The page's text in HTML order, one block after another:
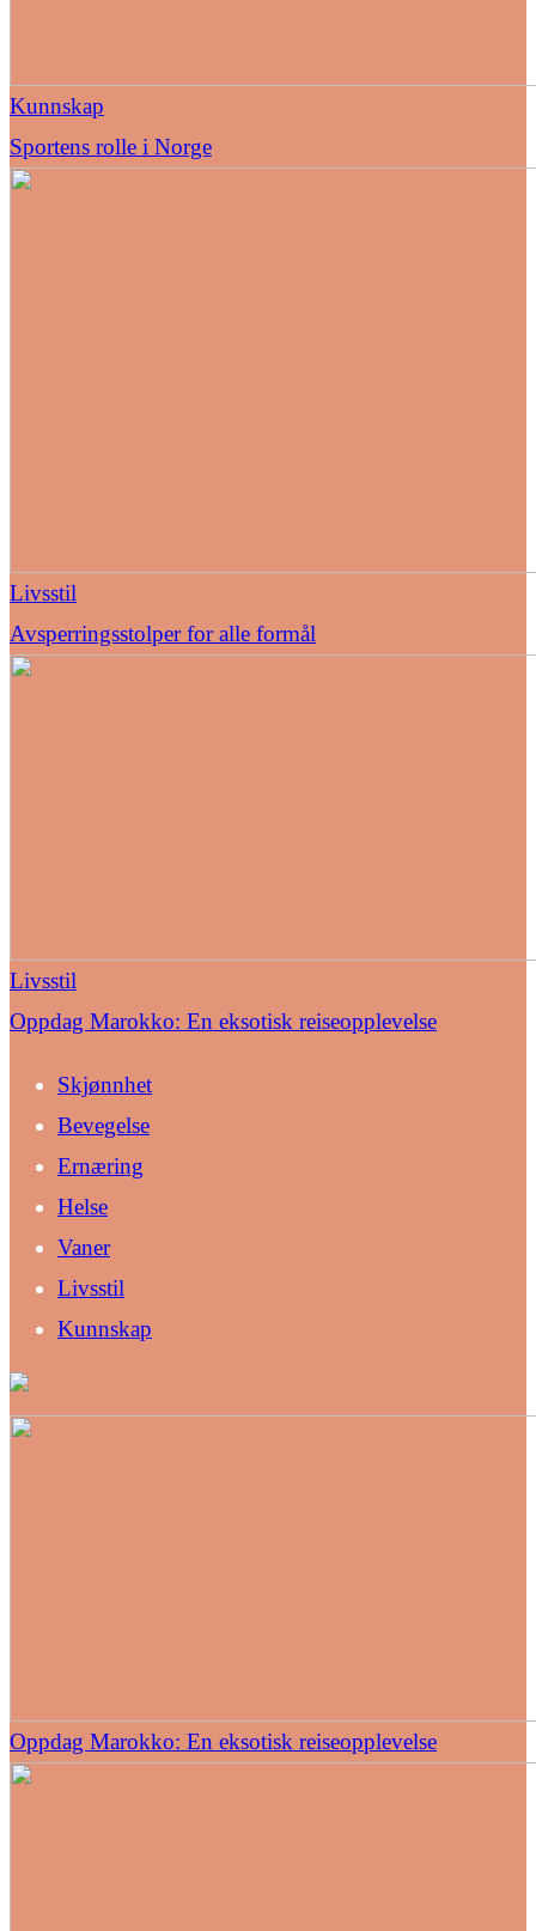
Kunnskap
Sportens rolle i Norge
Livsstil
Avsperringsstolper for alle formål
Livsstil
Oppdag Marokko: En eksotisk reiseopplevelse
Skjønnhet
Bevegelse
Ernæring
Helse
Vaner
Livsstil
Kunnskap
Oppdag Marokko: En eksotisk reiseopplevelse